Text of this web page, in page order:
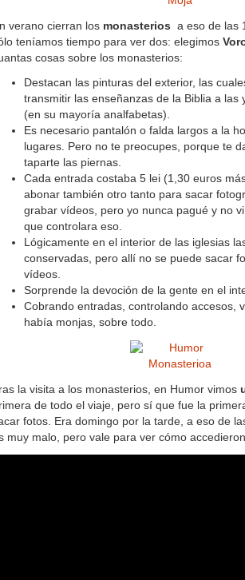
verano cierran los monasterios a eso de las
teníamos tiempo para ver dos: elegimos
cosas sobre los monasterios:
Destacan las pinturas del exterior, las
transmitir las enseñanzas de la Biblia a las
(en su mayoría analfabetas).
Es necesario pantalón o falda largos a la
lugares. Pero no te preocupes, porque te
taparte las piernas.
Cada entrada costaba 5 lei (1,30 euros
abonar también otro tanto para sacar
grabar vídeos, pero yo nunca pagué y no
que controlara eso.
Lógicamente en el interior de las iglesias
conservadas, pero allí no se puede sacar
vídeos.
Sorprende la devoción de la gente en el
Cobrando entradas, controlando accesos,
había monjas, sobre todo.
la visita a los monasterios, en Humor vimos
de todo el viaje, pero sí que fue la
fotos. Era domingo por la tarde, a eso de
muy malo, pero vale para ver cómo